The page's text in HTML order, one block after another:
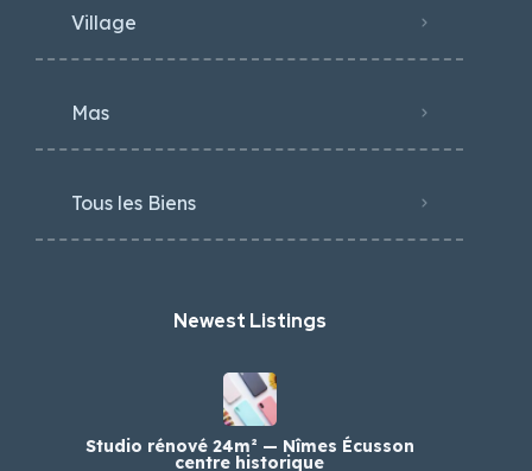
Village
Mas
Tous les Biens
Newest Listings​
Studio rénové 24m² — Nîmes Écusson
centre historique